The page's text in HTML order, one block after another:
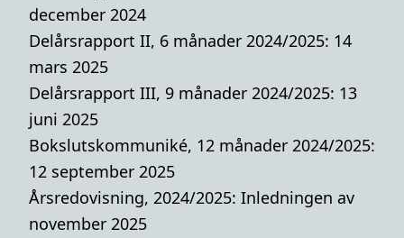
december 2024
Delårsrapport II, 6 månader 2024/2025: 14
mars 2025
Delårsrapport III, 9 månader 2024/2025: 13
juni 2025
Bokslutskommuniké, 12 månader 2024/2025:
12 september 2025
Årsredovisning, 2024/2025: Inledningen av
november 2025